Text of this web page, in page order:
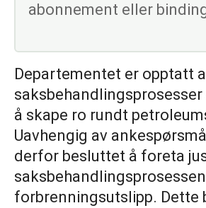
abonnement eller
Departementet er opptatt
å skape ro rundt
Uavhengig av
derfor besluttet å foreta
forbrenningsutslipp. Dette